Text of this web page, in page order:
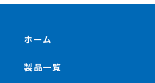
ホーム
製品一覧